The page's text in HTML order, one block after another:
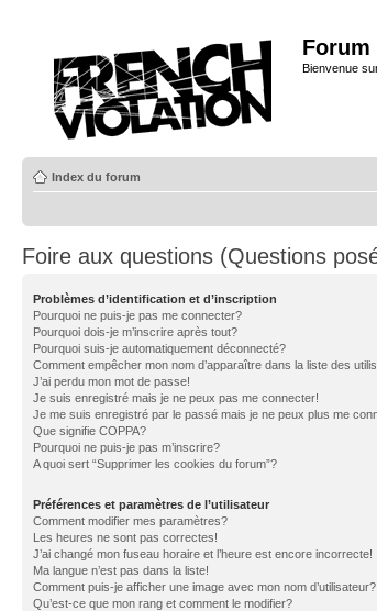
Forum
Bienvenue
Index du forum
Foire aux questions (Questions
Problèmes d’identification et d’inscription
Pourquoi ne puis-je pas me connecter?
Pourquoi dois-je m’inscrire après tout?
Pourquoi suis-je automatiquement déconnecté?
Comment empêcher mon nom d’apparaître dans la liste des
J’ai perdu mon mot de passe!
Je suis enregistré mais je ne peux pas me connecter!
Je me suis enregistré par le passé mais je ne peux plus me
Que signifie COPPA?
Pourquoi ne puis-je pas m’inscrire?
A quoi sert “Supprimer les cookies du forum”?
Préférences et paramètres de l’utilisateur
Comment modifier mes paramètres?
Les heures ne sont pas correctes!
J’ai changé mon fuseau horaire et l’heure est encore incorrecte!
Ma langue n’est pas dans la liste!
Comment puis-je afficher une image avec mon nom d’utilisateur?
Qu’est-ce que mon rang et comment le modifier?